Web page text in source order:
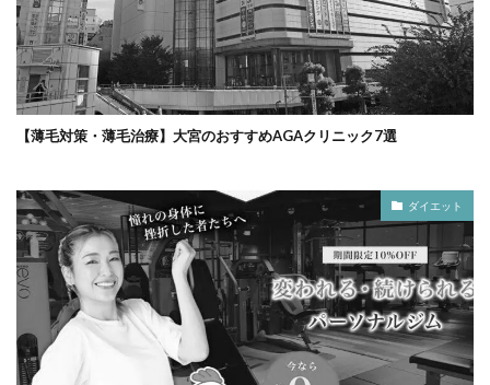
【薄毛対策・薄毛治療】大宮のおすすめAGAクリニック7選
ダイエット